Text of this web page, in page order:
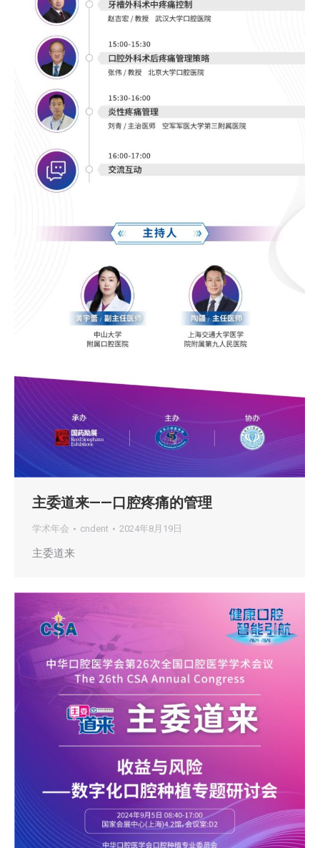
主委道来——口腔疼痛的管理
学术年会 cndent 2024年8月19日
主委道来